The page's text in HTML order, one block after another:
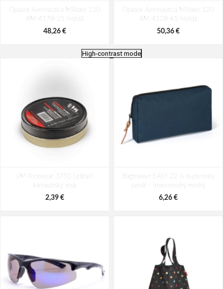
Opasek Aeronautica Militare 120
AM-417B-25 hnědá
48,26 €
Opasek Aeronautica Militare 120
AM-412B-65 hnědá
50,36 €
AM-414B-25 hnědá
54,56 €
AM-420C-01 černá
50,36 €
High-contrast mode
VM Footwear 3750 Leštiaci
karnaubský vosk
2,39 €
Bagmaster EASY 22 A študentský
penál - tmavomodrý modrý
6,26 €